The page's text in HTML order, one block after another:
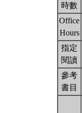
時數
Office
Hours
指定
閱讀
參考
書目